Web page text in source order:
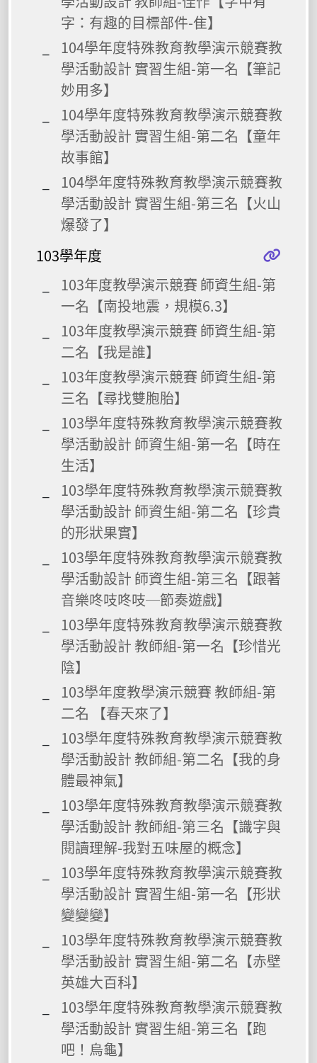
字：有趣的目標部件-隹】
104學年度特殊教育教學演示競賽教
學活動設計 實習生組-第一名【筆記
妙用多】
104學年度特殊教育教學演示競賽教
學活動設計 實習生組-第二名【童年
故事館】
104學年度特殊教育教學演示競賽教
學活動設計 實習生組-第三名【火山
爆發了】
103學年度
103年度教學演示競賽 師資生組-第
一名【南投地震，規模6.3】
103年度教學演示競賽 師資生組-第
二名【我是誰】
103年度教學演示競賽 師資生組-第
三名【尋找雙胞胎】
103學年度特殊教育教學演示競賽教
學活動設計 師資生組-第一名【時在
生活】
103學年度特殊教育教學演示競賽教
學活動設計 師資生組-第二名【珍貴
的形狀果實】
103學年度特殊教育教學演示競賽教
學活動設計 師資生組-第三名【跟著
音樂咚吱咚吱─節奏遊戲】
103學年度特殊教育教學演示競賽教
學活動設計 教師組-第一名【珍惜光
陰】
103學年度教學演示競賽 教師組-第
二名 【春天來了】
103學年度特殊教育教學演示競賽教
學活動設計 教師組-第二名【我的身
體最神氣】
103學年度特殊教育教學演示競賽教
學活動設計 教師組-第三名【識字與
閱讀理解-我對五味屋的概念】
103學年度特殊教育教學演示競賽教
學活動設計 實習生組-第一名【形狀
變變變】
103學年度特殊教育教學演示競賽教
學活動設計 實習生組-第二名【赤壁
英雄大百科】
103學年度特殊教育教學演示競賽教
學活動設計 實習生組-第三名【跑
吧！烏龜】